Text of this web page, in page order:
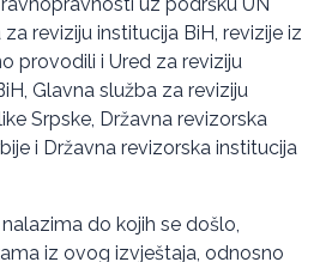
reviziju institucija BiH, revizije iz
provodili i Ured za reviziju
Glavna služba za reviziju
Srpske, Državna revizorska
i Državna revizorska institucija
do kojih se došlo,
iz ovog izvještaja, odnosno